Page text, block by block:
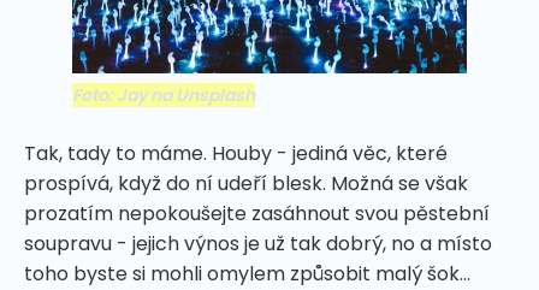
Foto: Jay na Unsplash
Tak, tady to máme. Houby - jediná věc, které
prospívá, když do ní udeří blesk. Možná se však
prozatím nepokoušejte zasáhnout svou pěstební
soupravu - jejich výnos je už tak dobrý, no a místo
toho byste si mohli omylem způsobit malý šok...